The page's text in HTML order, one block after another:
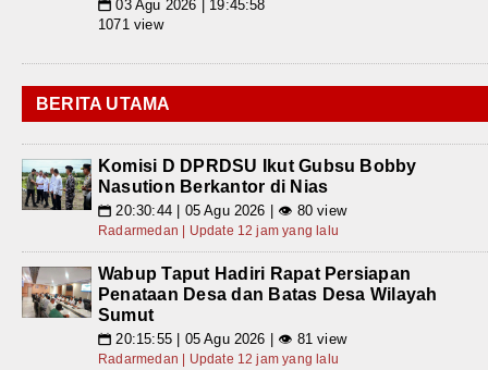
📅 03 Agu 2026 | 19:45:58
1071 view
BERITA UTAMA
Komisi D DPRDSU Ikut Gubsu Bobby
Nasution Berkantor di Nias
📅 20:30:44 | 05 Agu 2026 | 👁 80 view
Radarmedan | Update 12 jam yang lalu
Wabup Taput Hadiri Rapat Persiapan
Penataan Desa dan Batas Desa Wilayah
Sumut
📅 20:15:55 | 05 Agu 2026 | 👁 81 view
Radarmedan | Update 12 jam yang lalu